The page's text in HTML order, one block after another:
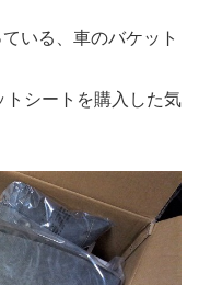
いる、車のバケット
シートを購入した気